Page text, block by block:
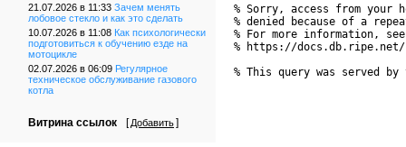
21.07.2026 в 11:33 Зачем менять
лобовое стекло и как это сделать
10.07.2026 в 11:08 Как психологически
подготовиться к обучению езде на
мотоцикле
02.07.2026 в 06:09 Регулярное
техническое обслуживание газового
котла
Витрина ссылок [ Добавить]
% Sorry, access from your
% denied because of a
% For more information, see
% https://docs.db.ripe.net/
% This query was served by